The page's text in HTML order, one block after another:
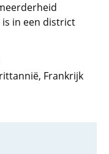
in een district
Frankrijk